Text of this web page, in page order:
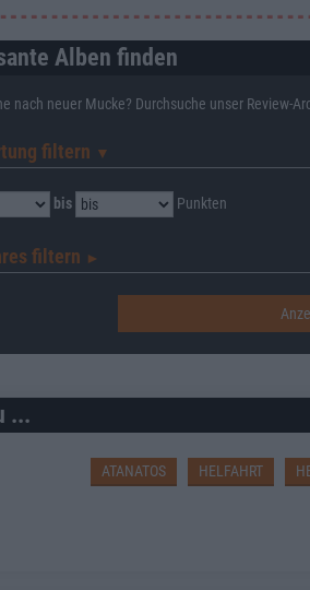
Alben finden
nach neuer Mucke? Durchsuche unser Review-
filtern ▼︎
bis Punkten
filtern ►︎
...
ATANATOS HELFAHRT